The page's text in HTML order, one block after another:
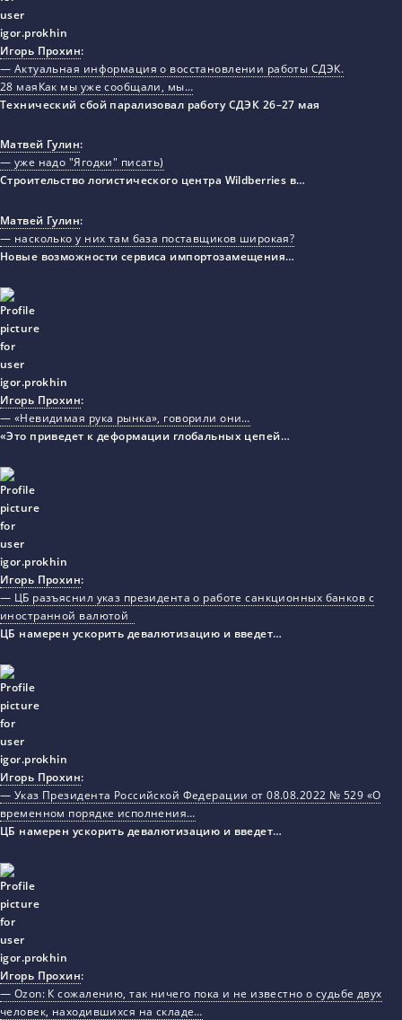
Игорь Прохин:
— Актуальная информация о восстановлении работы СДЭК.
28 маяКак мы уже сообщали, мы…
Технический сбой парализовал работу СДЭК 26–27 мая
Матвей Гулин:
— уже надо "Ягодки" писать)
Строительство логистического центра Wildberries в…
Матвей Гулин:
— насколько у них там база поставщиков широкая?
Новые возможности сервиса импортозамещения…
Игорь Прохин:
— «Невидимая рука рынка», говорили они…
«Это приведет к деформации глобальных цепей…
Игорь Прохин:
— ЦБ разъяснил указ президента о работе санкционных банков с
иностранной валютой
ЦБ намерен ускорить девалютизацию и введет…
Игорь Прохин:
— Указ Президента Российской Федерации от 08.08.2022 № 529 «О
временном порядке исполнения…
ЦБ намерен ускорить девалютизацию и введет…
Игорь Прохин:
— Ozon: К сожалению, так ничего пока и не известно о судьбе двух
человек, находившихся на складе…